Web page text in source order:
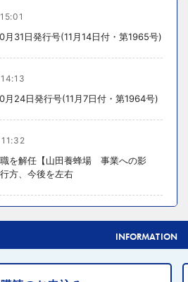
31日発行号(11月14日付・第1965号)
月24日発行号(11月7日付・第1964号)
を解任【山田養蜂場 事業への影
方、今後を左右
生氏、ECのプロフェッショナルらの
組織立ち上げ
INFORMATION